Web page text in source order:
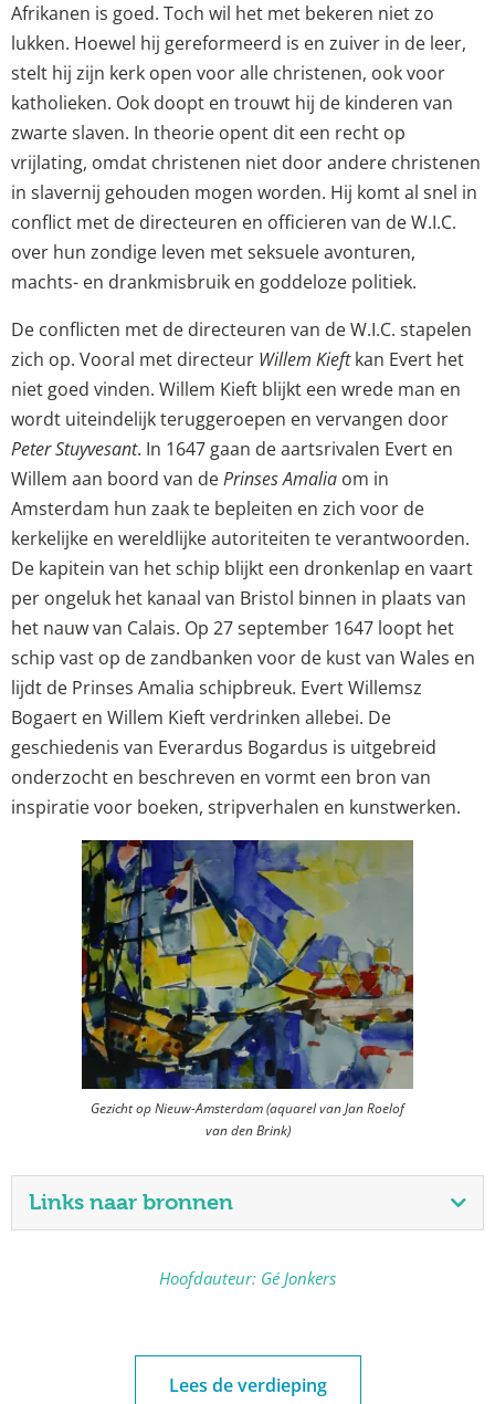
Afrikanen is goed. Toch wil het met bekeren niet zo
lukken. Hoewel hij gereformeerd is en zuiver in de leer,
stelt hij zijn kerk open voor alle christenen, ook voor
katholieken. Ook doopt en trouwt hij de kinderen van
zwarte slaven. In theorie opent dit een recht op
vrijlating, omdat christenen niet door andere christenen
in slavernij gehouden mogen worden. Hij komt al snel in
conflict met de directeuren en officieren van de W.I.C.
over hun zondige leven met seksuele avonturen,
machts- en drankmisbruik en goddeloze politiek.
De conflicten met de directeuren van de W.I.C. stapelen
zich op. Vooral met directeur Willem Kieftkan Evert het
niet goed vinden. Willem Kieft blijkt een wrede man en
wordt uiteindelijk teruggeroepen en vervangen door
Peter Stuyvesant. In 1647 gaan de aartsrivalen Evert en
Willem aan boord van dePrinses Amalia om in
Amsterdam hun zaak te bepleiten en zich voor de
kerkelijke en wereldlijke autoriteiten te verantwoorden.
De kapitein van het schip blijkt een dronkenlap en vaart
per ongeluk het kanaal van Bristol binnen in plaats van
het nauw van Calais. Op 27 september 1647 loopt het
schip vast op de zandbanken voor de kust van Wales en
lijdt de Prinses Amalia schipbreuk. Evert Willemsz
Bogaert en Willem Kieft verdrinken allebei. De
geschiedenis van Everardus Bogardus is uitgebreid
onderzocht en beschreven en vormt een bron van
inspiratie voor boeken, stripverhalen en kunstwerken.
Gezicht op Nieuw-Amsterdam (aquarel van Jan Roelof
van den Brink)
Links naar bronnen
Hoofdauteur: Gé Jonkers
Lees de verdieping